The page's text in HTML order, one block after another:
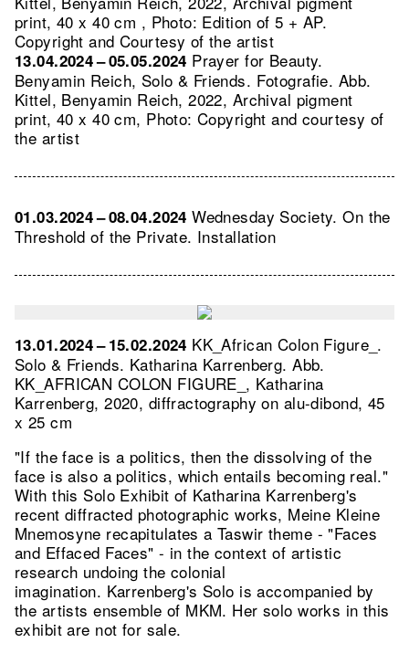
print, 40 x 40 cm , Photo: Edition of 5 + AP.
Copyright and Courtesy of the artist
13.04.2024 – 05.05.2024 Prayer for Beauty.
Benyamin Reich, Solo & Friends. Fotografie. Abb.
Kittel, Benyamin Reich, 2022, Archival pigment
print, 40 x 40 cm, Photo: Copyright and courtesy of
the artist
01.03.2024 – 08.04.2024Wednesday Society. On the
Threshold of the Private. Installation
13.01.2024 – 15.02.2024 KK_African Colon Figure_.
Solo & Friends. Katharina Karrenberg.Abb.
KK_AFRICAN COLON FIGURE_, Katharina
Karrenberg, 2020, diffractography on alu-dibond, 45
x 25 cm
"If the face is a politics, then the dissolving of the
face is also a politics, which entails becoming real."
With this Solo Exhibit of Katharina Karrenberg's
recent diffracted photographic works, Meine Kleine
Mnemosyne recapitulates a Taswir theme - "Faces
and Effaced Faces" - in the context of artistic
research undoing the colonial
imagination. Karrenberg's Solo is accompanied by
the artists ensemble of MKM. Her solo works in this
exhibit are not for sale.